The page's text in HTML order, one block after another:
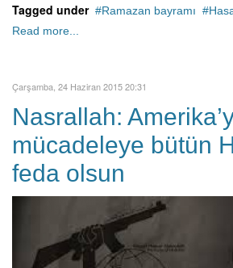
Tagged under Ramazan bayramı
Read more...
Çarşamba, 24 Haziran 2015 20:31
Nasrallah:
mücadeleye bütün
feda olsun